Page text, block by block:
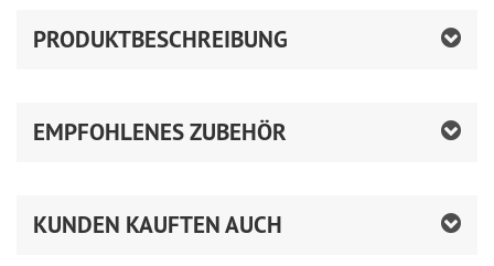
PRODUKTBESCHREIBUNG
EMPFOHLENES ZUBEHÖR
KUNDEN KAUFTEN AUCH